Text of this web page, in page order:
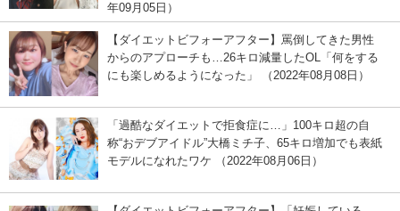
年09月05日）
【ダイエットビフォーアフター】罵倒してきた男性
からのアプローチも…26キロ減量したOL「何をする
にも楽しめるようになった」 （2022年08月08日）
「過酷なダイエットで拒食症に…」100キロ超の自
称“おデブアイドル”大橋ミチ子、65キロ増加でも表紙
モデルになれたワケ （2022年08月06日）